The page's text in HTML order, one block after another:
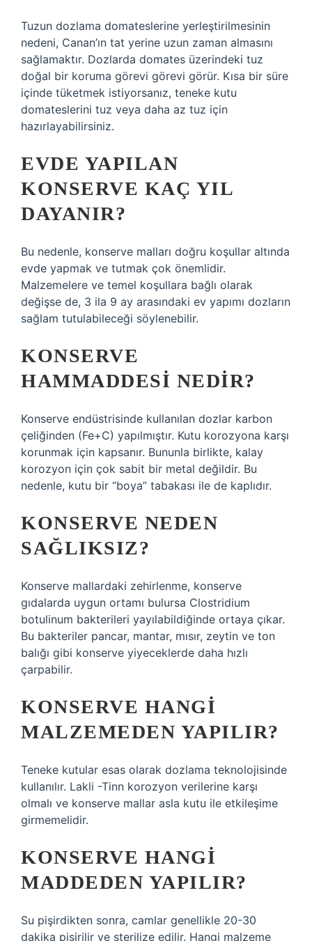
Tuzun dozlama domateslerine yerleştirilmesinin
nedeni, Canan’ın tat yerine uzun zaman almasını
sağlamaktır. Dozlarda domates üzerindeki tuz
doğal bir koruma görevi görevi görür. Kısa bir süre
içinde tüketmek istiyorsanız, teneke kutu
domateslerini tuz veya daha az tuz için
hazırlayabilirsiniz.
EVDE YAPILAN
KONSERVE KAÇ YIL
DAYANIR?
Bu nedenle, konserve malları doğru koşullar altında
evde yapmak ve tutmak çok önemlidir.
Malzemelere ve temel koşullara bağlı olarak
değişse de, 3 ila 9 ay arasındaki ev yapımı dozların
sağlam tutulabileceği söylenebilir.
KONSERVE
HAMMADDESI NEDIR?
Konserve endüstrisinde kullanılan dozlar karbon
çeliğinden (Fe+C) yapılmıştır. Kutu korozyona karşı
korunmak için kapsanır. Bununla birlikte, kalay
korozyon için çok sabit bir metal değildir. Bu
nedenle, kutu bir “boya” tabakası ile de kaplıdır.
KONSERVE NEDEN
SAĞLIKSIZ?
Konserve mallardaki zehirlenme, konserve
gıdalarda uygun ortamı bulursa Clostridium
botulinum bakterileri yayılabildiğinde ortaya çıkar.
Bu bakteriler pancar, mantar, mısır, zeytin ve ton
balığı gibi konserve yiyeceklerde daha hızlı
çarpabilir.
KONSERVE HANGI
MALZEMEDEN YAPILIR?
Teneke kutular esas olarak dozlama teknolojisinde
kullanılır. Lakli -Tinn korozyon verilerine karşı
olmalı ve konserve mallar asla kutu ile etkileşime
girmemelidir.
KONSERVE HANGI
MADDEDEN YAPILIR?
Su pişirdikten sonra, camlar genellikle 20-30
dakika pişirilir ve sterilize edilir. Hangi malzeme